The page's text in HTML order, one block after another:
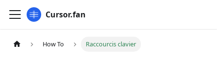
Cursor.fan
How To Raccourcis clavier